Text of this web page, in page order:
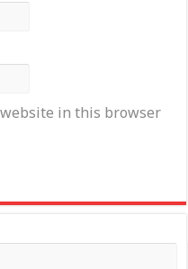
website in this browser